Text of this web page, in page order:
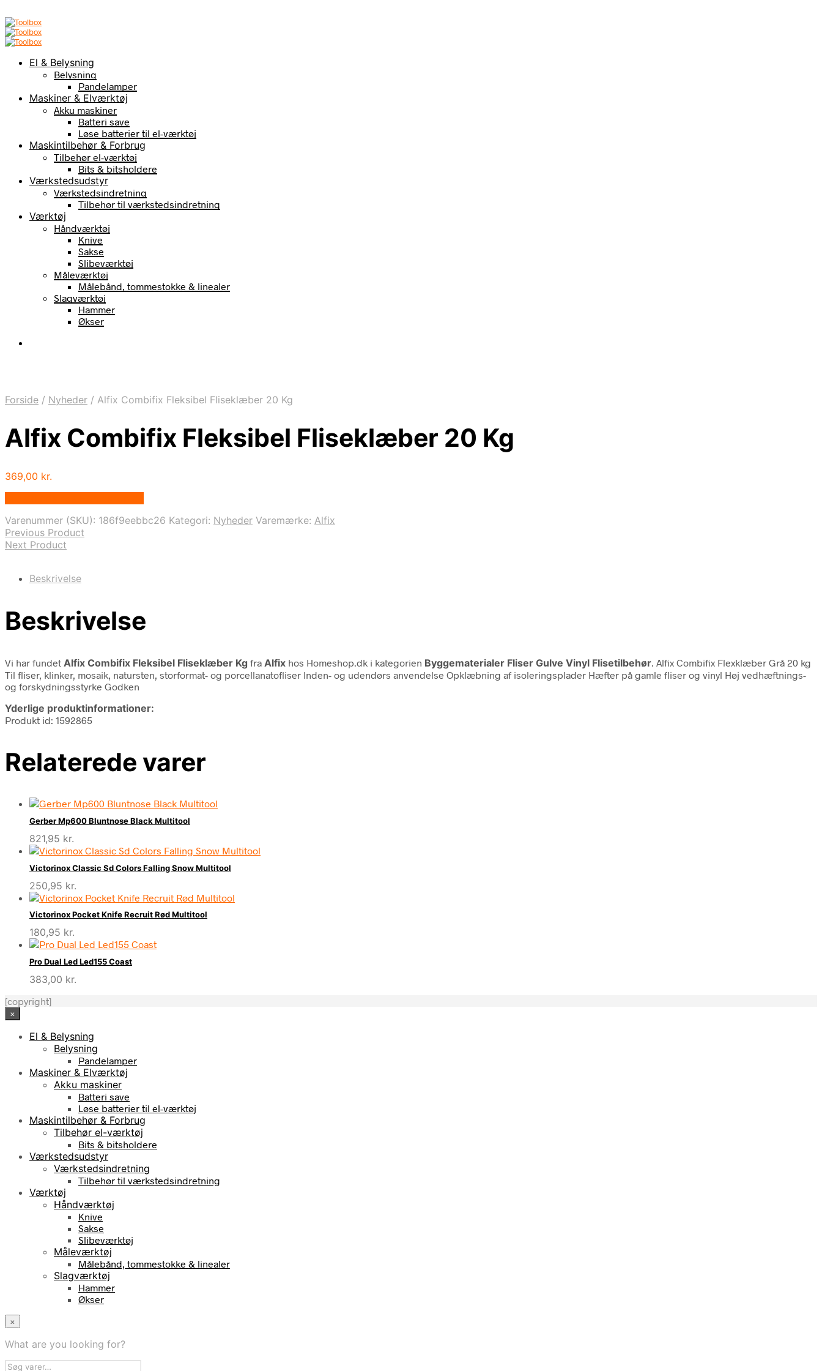
El & Belysning
Belysning
Pandelamper
Maskiner & Elværktøj
Akku maskiner
Batteri save
Løse batterier til el-værktøj
Maskintilbehør & Forbrug
Tilbehør el-værktøj
Bits & bitsholdere
Værkstedsudstyr
Værkstedsindretning
Tilbehør til værkstedsindretning
Værktøj
Håndværktøj
Knive
Sakse
Slibeværktøj
Måleværktøj
Målebånd, tommestokke & linealer
Slagværktøj
Hammer
Økser
Forside / Nyheder / Alfix Combifix Fleksibel Fliseklæber 20 Kg
Alfix Combifix Fleksibel Fliseklæber 20 Kg
369,00 kr.
Varenummer (SKU): 186f9eebbc26 Kategori: Nyheder Varemærke: Alfix
Previous Product
Next Product
Beskrivelse
Beskrivelse
Vi har fundet Alfix Combifix Fleksibel Fliseklæber Kg fra Alfix hos Homeshop.dk i kategorien Byggematerialer Fliser Gulve Vinyl Flisetilbehør . Alfix Combifix Flexklæber Grå 20 kg
Til fliser, klinker, mosaik, natursten, storformat- og porcellanatofliser Inden- og udendørs anvendelse Opklæbning af isoleringsplader Hæfter på gamle fliser og vinyl Høj vedhæftnings-
og forskydningsstyrke Godken
Yderlige produktinformationer:
Produkt id: 1592865
Relaterede varer
Gerber Mp600 Bluntnose Black Multitool
821,95 kr.
Victorinox Classic Sd Colors Falling Snow Multitool
250,95 kr.
Victorinox Pocket Knife Recruit Rød Multitool
180,95 kr.
Pro Dual Led Led155 Coast
383,00 kr.
[copyright]
×
El & Belysning
Belysning
Pandelamper
Maskiner & Elværktøj
Akku maskiner
Batteri save
Løse batterier til el-værktøj
Maskintilbehør & Forbrug
Tilbehør el-værktøj
Bits & bitsholdere
Værkstedsudstyr
Værkstedsindretning
Tilbehør til værkstedsindretning
Værktøj
Håndværktøj
Knive
Sakse
Slibeværktøj
Måleværktøj
Målebånd, tommestokke & linealer
Slagværktøj
Hammer
Økser
×
What are you looking for?